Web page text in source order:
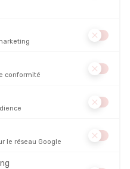
CHAUSSETTES BASSES HIKING
23,00